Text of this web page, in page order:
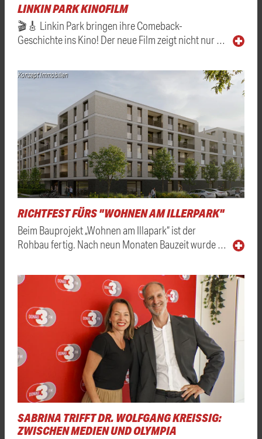
LINKIN PARK KINOFILM
🎬🎸 Linkin Park bringen ihre Comeback-
Geschichte ins Kino! Der neue Film zeigt nicht nur …
Konzept Immobilien
RICHTFEST FÜRS "WOHNEN AM ILLERPARK"
Beim Bauprojekt „Wohnen am Illapark“ ist der
Rohbau fertig. Nach neun Monaten Bauzeit wurde …
SABRINA TRIFFT DR. WOLFGANG KREISSIG: Z
WISCHEN MEDIEN UND OLYMPIA